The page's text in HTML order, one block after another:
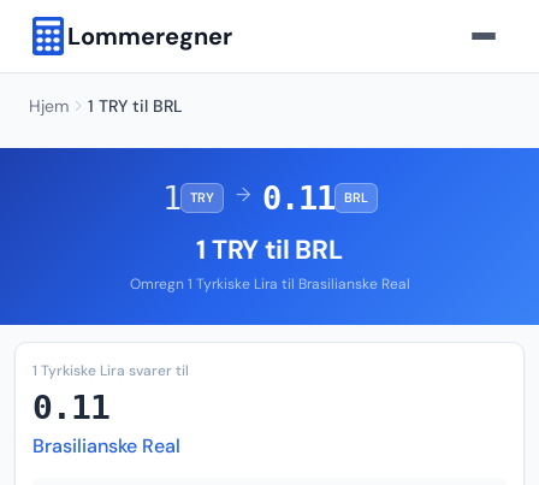
Lommeregner
Hjem 1 TRY til BRL
1 TRY → 0.11 BRL
1 TRY til BRL
Omregn 1 Tyrkiske Lira til Brasilianske Real
1 Tyrkiske Lira svarer til
0.11
Brasilianske Real